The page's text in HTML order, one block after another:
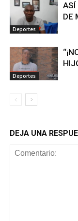
Deportes
ASÍ
DE
Deportes
DEJA UNA